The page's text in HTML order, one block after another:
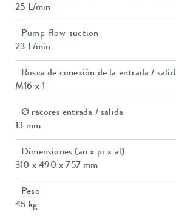
25 L/min
Pump_flow_suction
23 L/min
Rosca de conexión de la entrada /
M16 x 1
Ø racores entrada / salida
13 mm
Dimensiones (an x pr x al)
310 x 490 x 757 mm
Peso
45 kg